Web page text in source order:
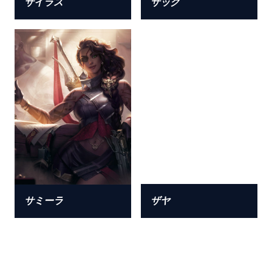
サイラス ザック
サミーラ ザヤ